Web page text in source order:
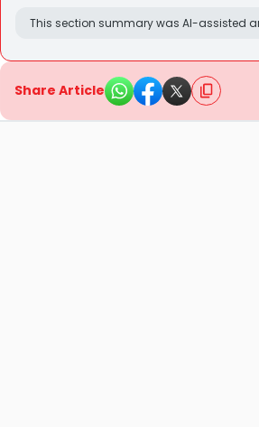
This section summary was AI-assisted
Share Article